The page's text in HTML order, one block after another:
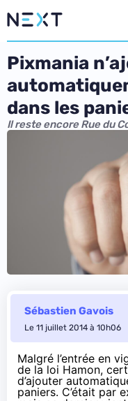
Pixmania
dans les
Il reste encore Rue du
Sébastien Gavois
Le 11 juillet 2014 à 10h06
Malgré l’entrée en
de la loi Hamon,
d’ajouter
paniers. C’était par